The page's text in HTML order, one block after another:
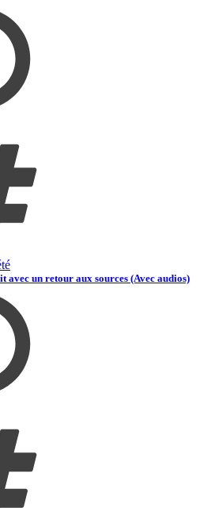
avec un retour aux sources (Avec audios)